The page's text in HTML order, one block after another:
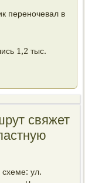
переночевал в
1,2 тыс.
свяжет
схеме: ул.